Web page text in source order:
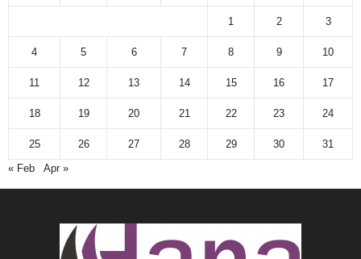
1 2 3
4 5 6 7 8 9 10
11 12 13 14 15 16 17
18 19 20 21 22 23 24
25 26 27 28 29 30
31
« Feb
Apr »